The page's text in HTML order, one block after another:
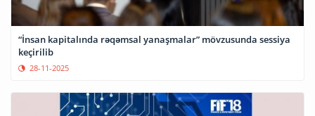
“İnsan kapitalında rəqəmsal yanaşmalar” mövzusunda sessiya
keçirilib
28-11-2025